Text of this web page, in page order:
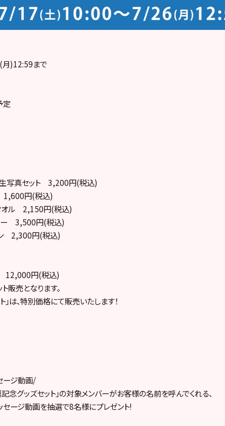
)12:59まで
定
写真セット 3,200円(税込)
円(税込)
オル 2,150円(税込)
ー 3,500円(税込)
2,300円(税込)
12,000円(税込)
売となります。
は、特別価格にて販売いたします！
ージ動画/
念グッズセット」の対象メンバーがお客様の名前を呼んでくれる、
セージ動画を抽選で8名様にプレゼント!